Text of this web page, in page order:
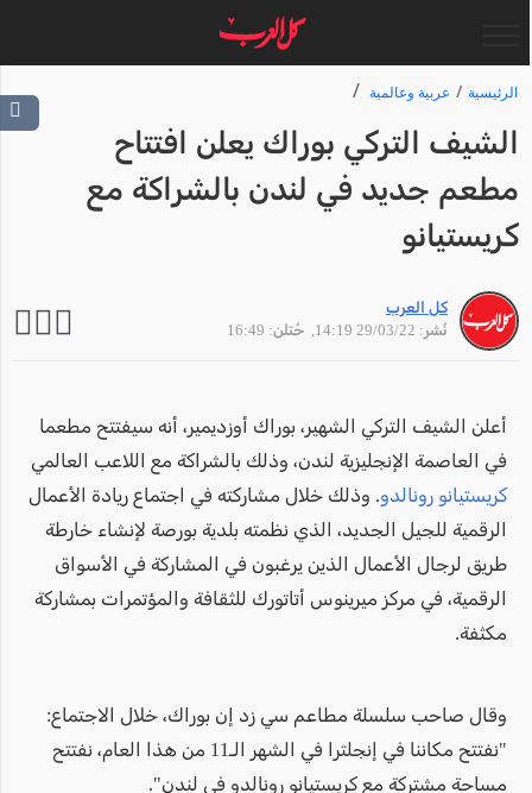
الرئيسية عربية وعالمية
الشيف التركي بوراك يعلن افتتاح
مطعم جديد في لندن بالشراكة مع
كريستيانو
كل العرب
نُشر: 29/03/22 14:19
, حُتلن: 16:49
أعلن الشيف التركي الشهير، بوراك أوزديمير، أنه سيفتتح مطعما
في العاصمة الإنجليزية لندن، وذلك بالشراكة مع اللاعب العالمي
كريستيانو رونالدو. وذلك خلال مشاركته في اجتماع ريادة الأعمال
الرقمية للجيل الجديد، الذي نظمته بلدية بورصة لإنشاء خارطة
طريق لرجال الأعمال الذين يرغبون في المشاركة في الأسواق
الرقمية، في مركز ميرينوس أتاتورك للثقافة والمؤتمرات بمشاركة
مكثفة.
وقال صاحب سلسلة مطاعم سي زد إن بوراك، خلال الاجتماع:
"نفتتح مكاننا في إنجلترا في الشهر الـ11 من هذا العام، نفتتح
مساحة مشتركة مع كريستيانو رونالدو في لندن".